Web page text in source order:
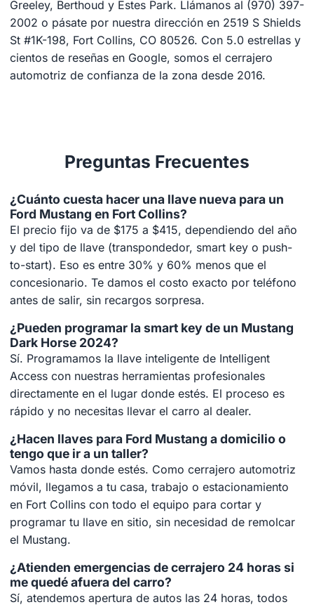
Greeley, Berthoud y Estes Park. Llámanos al (970) 397-
2002 o pásate por nuestra dirección en 2519 S Shields
St #1K-198, Fort Collins, CO 80526. Con 5.0 estrellas y
cientos de reseñas en Google, somos el cerrajero
automotriz de confianza de la zona desde 2016.
Preguntas Frecuentes
¿Cuánto cuesta hacer una llave nueva para un
Ford Mustang en Fort Collins?
El precio fijo va de $175 a $415, dependiendo del año
y del tipo de llave (transpondedor, smart key o push-
to-start). Eso es entre 30% y 60% menos que el
concesionario. Te damos el costo exacto por teléfono
antes de salir, sin recargos sorpresa.
¿Pueden programar la smart key de un Mustang
Dark Horse 2024?
Sí. Programamos la llave inteligente de Intelligent
Access con nuestras herramientas profesionales
directamente en el lugar donde estés. El proceso es
rápido y no necesitas llevar el carro al dealer.
¿Hacen llaves para Ford Mustang a domicilio o
tengo que ir a un taller?
Vamos hasta donde estés. Como cerrajero automotriz
móvil, llegamos a tu casa, trabajo o estacionamiento
en Fort Collins con todo el equipo para cortar y
programar tu llave en sitio, sin necesidad de remolcar
el Mustang.
¿Atienden emergencias de cerrajero 24 horas si
me quedé afuera del carro?
Sí, atendemos apertura de autos las 24 horas, todos